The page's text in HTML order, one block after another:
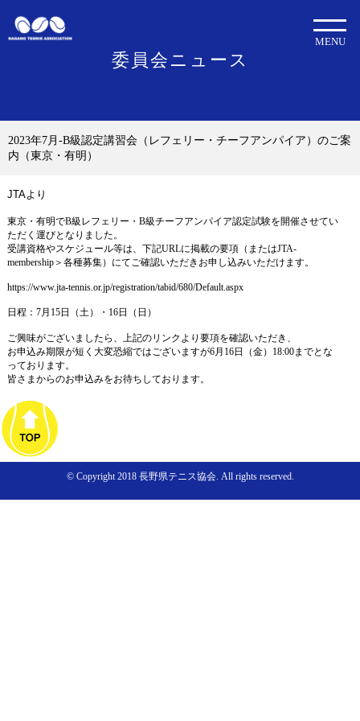
委員会ニュース
MENU
2023年7月-B級認定講習会（レフェリー・チーフアンパイア）のご案
内（東京・有明）
JTAより
東京・有明でB級レフェリー・ B級チーフアンパイア認定試験を開催させてい
ただく運びとなりました。
受講資格やスケジュール等は、下記URLに掲載の要項（またはJTA-
membership＞各種募集）にてご確認いただきお申し込みいただけます。
https://www.jta-tennis.or.jp/registration/tabid/680/Default.aspx
日程： 7月 15日（土）・ 16日（日）
ご興味がございましたら、上記のリンクより要項を確認いただき、
お申込み期限が短く大変恐縮ではございますが6月 16日（金） 18:00までとな
っております。
皆さまからのお申込みをお待ちしております。
© Copyright 2018 長野県テニス協会. All rights reserved.